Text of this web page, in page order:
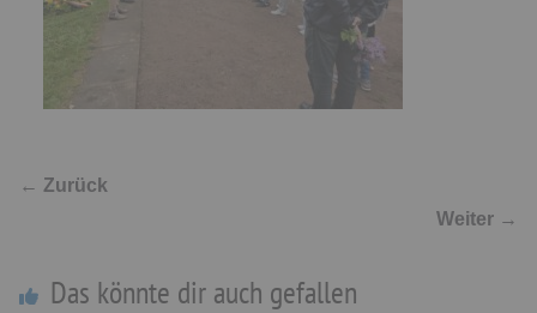
← Zurück
Weiter →
Das könnte dir auch gefallen